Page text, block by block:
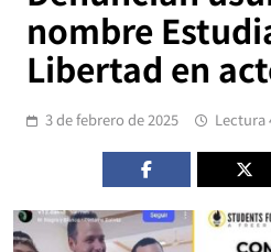
nombre
Libertad en
3 de febrero de 2025 Lectura